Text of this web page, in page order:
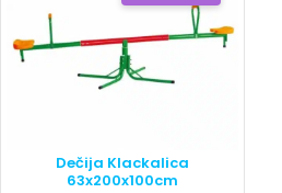
Dečija Klackalica
63x200x100cm